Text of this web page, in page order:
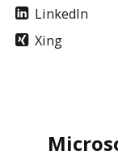
LinkedIn
Xing